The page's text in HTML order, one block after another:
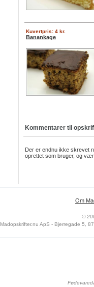
Kuvertpris: 4 kr.
Banankage
Kommentarer til
Der er endnu ikke skrevet
oprettet som bruger, og
Om
©
Madopskrifter.nu ApS - Bjerregade 5,